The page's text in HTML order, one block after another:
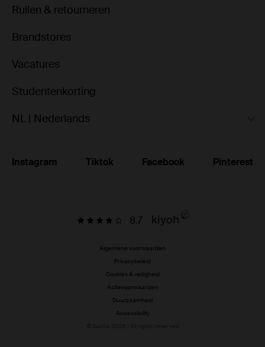
Ruilen & retourneren
Brandstores
Vacatures
Studentenkorting
NL | Nederlands
Instagram Tiktok Facebook Pinterest
8.7
Algemene voorwaarden
Privacybeleid
Cookies & veiligheid
Actievoorwaarden
Duurzaamheid
Accessibility